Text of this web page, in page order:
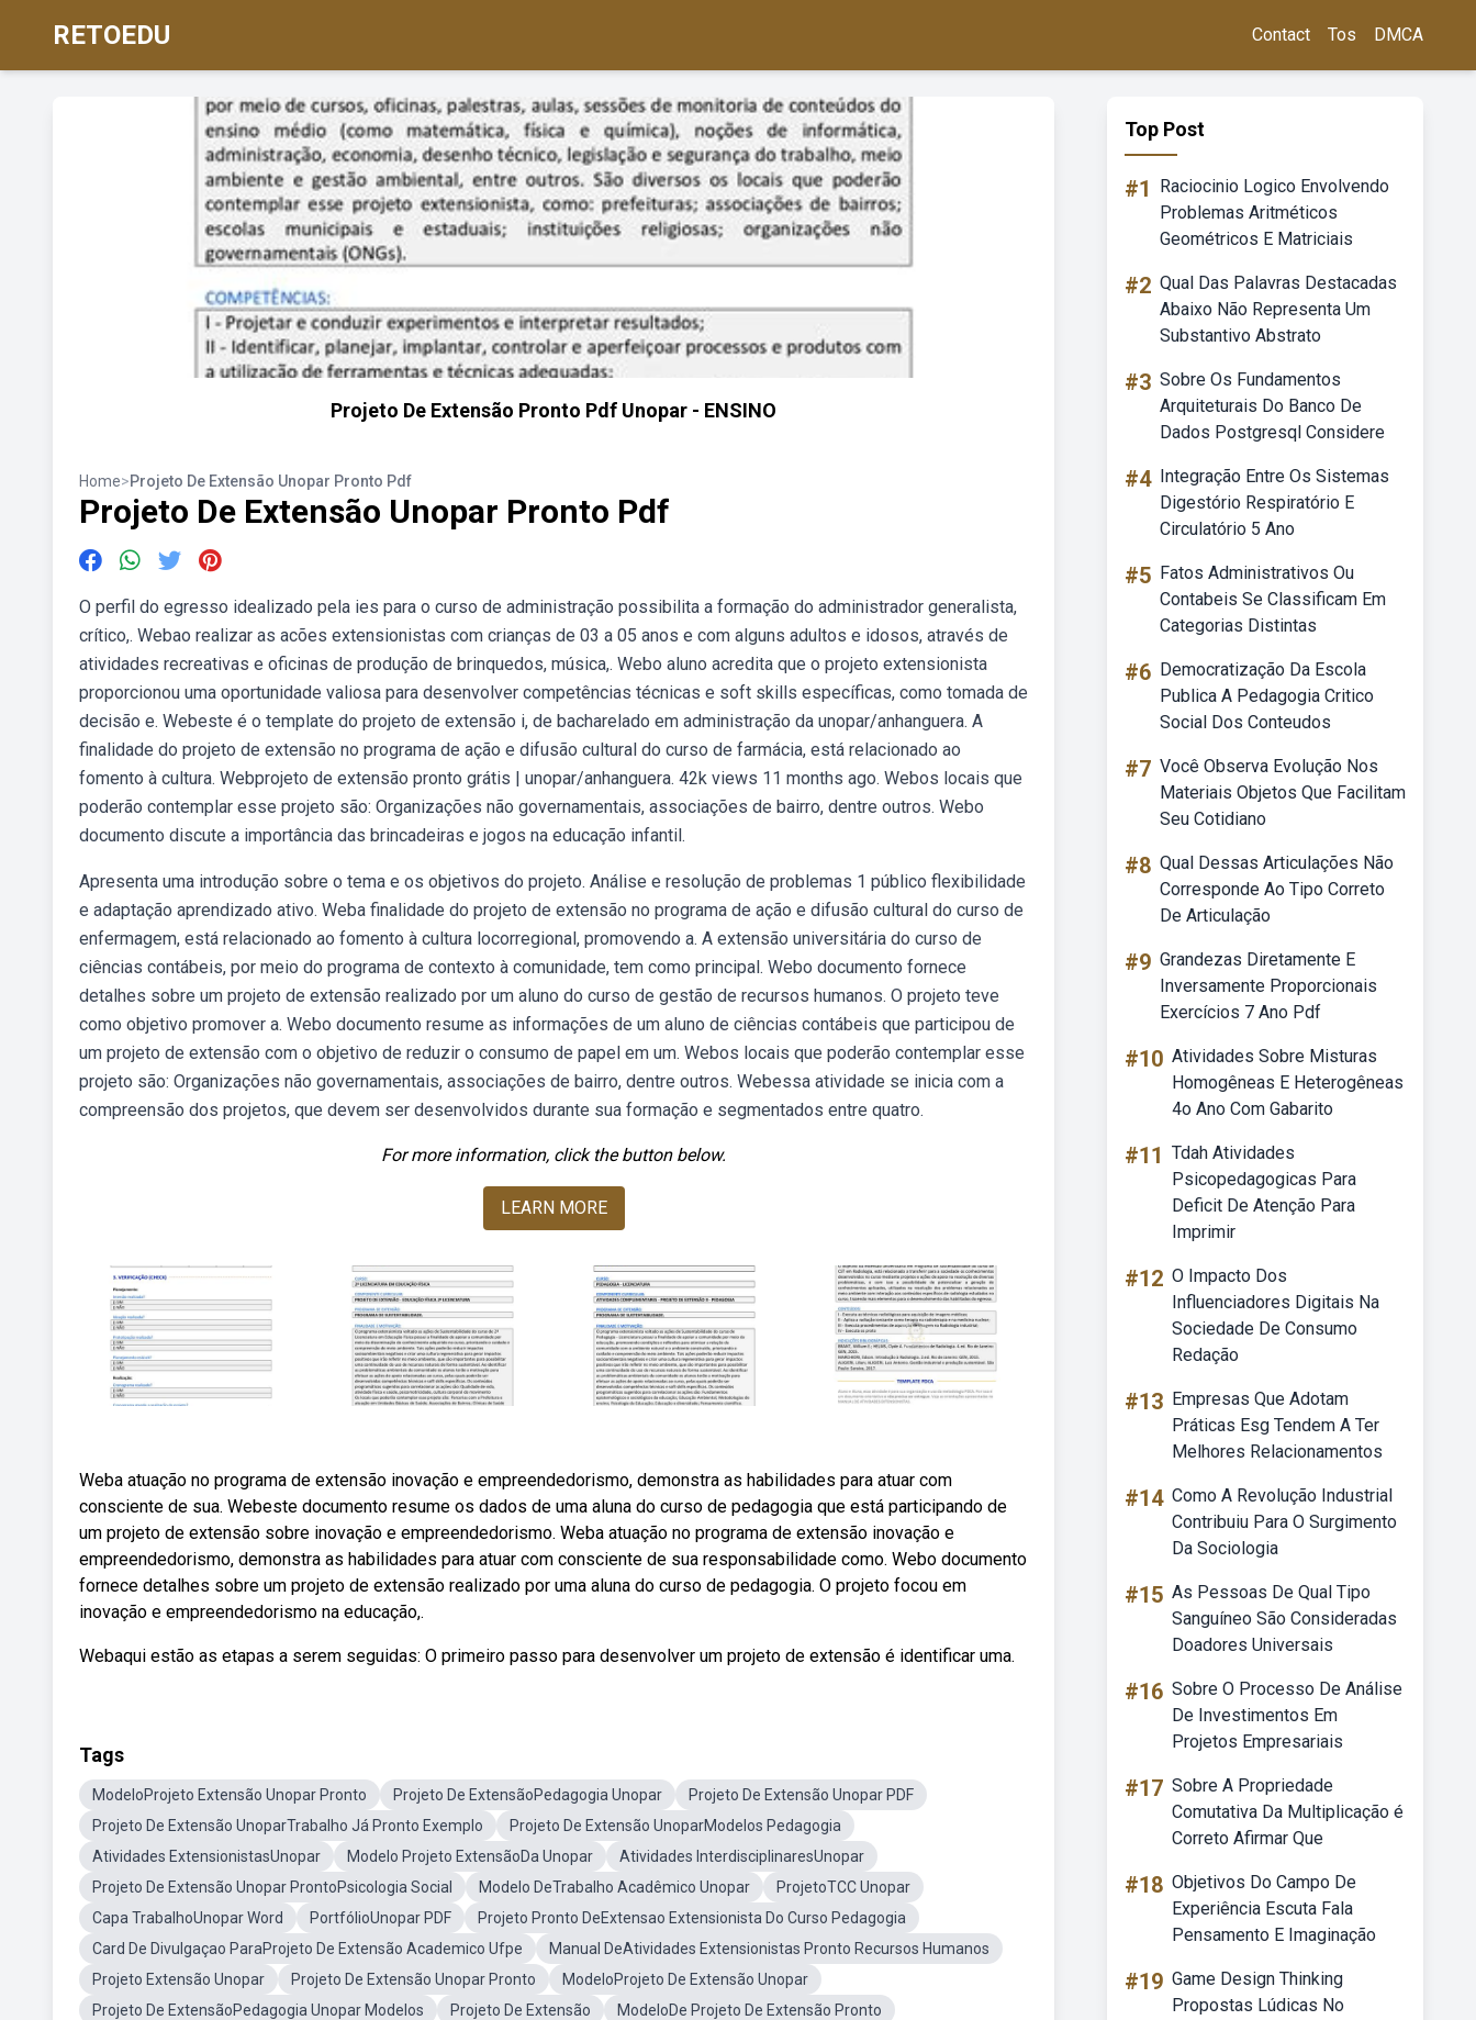
RETOEDU Contact Tos DMCA
Projeto De Extensão Pronto Pdf Unopar - ENSINO
Home>Projeto De Extensão Unopar Pronto Pdf
Projeto De Extensão Unopar Pronto Pdf
O perfil do egresso idealizado pela ies para o curso de administração possibilita a formação do administrador generalista,
crítico,. Webao realizar as acões extensionistas com crianças de 03 a 05 anos e com alguns adultos e idosos, através de
atividades recreativas e oficinas de produção de brinquedos, música,. Webo aluno acredita que o projeto extensionista
proporcionou uma oportunidade valiosa para desenvolver competências técnicas e soft skills específicas, como tomada de
decisão e. Webeste é o template do projeto de extensão i, de bacharelado em administração da unopar/anhanguera. A
finalidade do projeto de extensão no programa de ação e difusão cultural do curso de farmácia, está relacionado ao
fomento à cultura. Webprojeto de extensão pronto grátis | unopar/anhanguera. 42k views 11 months ago. Webos locais que
poderão contemplar esse projeto são: Organizações não governamentais, associações de bairro, dentre outros. Webo
documento discute a importância das brincadeiras e jogos na educação infantil.
Apresenta uma introdução sobre o tema e os objetivos do projeto. Análise e resolução de problemas 1 público flexibilidade
e adaptação aprendizado ativo. Weba finalidade do projeto de extensão no programa de ação e difusão cultural do curso de
enfermagem, está relacionado ao fomento à cultura locorregional, promovendo a. A extensão universitária do curso de
ciências contábeis, por meio do programa de contexto à comunidade, tem como principal. Webo documento fornece
detalhes sobre um projeto de extensão realizado por um aluno do curso de gestão de recursos humanos. O projeto teve
como objetivo promover a. Webo documento resume as informações de um aluno de ciências contábeis que participou de
um projeto de extensão com o objetivo de reduzir o consumo de papel em um. Webos locais que poderão contemplar esse
projeto são: Organizações não governamentais, associações de bairro, dentre outros. Webessa atividade se inicia com a
compreensão dos projetos, que devem ser desenvolvidos durante sua formação e segmentados entre quatro.
For more information, click the button below.
LEARN MORE
Weba atuação no programa de extensão inovação e empreendedorismo, demonstra as habilidades para atuar com
consciente de sua. Webeste documento resume os dados de uma aluna do curso de pedagogia que está participando de
um projeto de extensão sobre inovação e empreendedorismo. Weba atuação no programa de extensão inovação e
empreendedorismo, demonstra as habilidades para atuar com consciente de sua responsabilidade como. Webo documento
fornece detalhes sobre um projeto de extensão realizado por uma aluna do curso de pedagogia. O projeto focou em
inovação e empreendedorismo na educação,.
Webaqui estão as etapas a serem seguidas: O primeiro passo para desenvolver um projeto de extensão é identificar uma.
Tags
ModeloProjeto Extensão Unopar Pronto Projeto De ExtensãoPedagogia Unopar
Projeto De Extensão Unopar PDF
Projeto De Extensão UnoparTrabalho Já Pronto Exemplo
Projeto De Extensão UnoparModelos Pedagogia
Atividades ExtensionistasUnopar
Modelo Projeto ExtensãoDa Unopar
Atividades InterdisciplinaresUnopar
Projeto De Extensão Unopar ProntoPsicologia Social
Modelo DeTrabalho Acadêmico Unopar
ProjetoTCC Unopar
Capa TrabalhoUnopar Word
PortfólioUnopar PDF
Projeto Pronto DeExtensao Extensionista Do Curso Pedagogia
Card De Divulgaçao ParaProjeto De Extensão Academico Ufpe
Manual DeAtividades Extensionistas Pronto Recursos Humanos
Projeto Extensão Unopar
Projeto De Extensão Unopar Pronto
ModeloProjeto De Extensão Unopar
Projeto De ExtensãoPedagogia Unopar Modelos
Projeto De Extensão
ModeloDe Projeto De Extensão Pronto
Top Post
#1
Raciocinio Logico Envolvendo
Problemas Aritméticos
Geométricos E Matriciais
#2 Qual Das Palavras Destacadas
Abaixo Não Representa Um
Substantivo Abstrato
#3 Sobre Os Fundamentos
Arquiteturais Do Banco De
Dados Postgresql Considere
#4 Integração Entre Os Sistemas
Digestório Respiratório E
Circulatório 5 Ano
#5 Fatos Administrativos Ou
Contabeis Se Classificam Em
Categorias Distintas
#6 Democratização Da Escola
Publica A Pedagogia Critico
Social Dos Conteudos
#7 Você Observa Evolução Nos
Materiais Objetos Que Facilitam
Seu Cotidiano
#8 Qual Dessas Articulações Não
Corresponde Ao Tipo Correto
De Articulação
#9 Grandezas Diretamente E
Inversamente Proporcionais
Exercícios 7 Ano Pdf
#10 Atividades Sobre Misturas
Homogêneas E Heterogêneas
4o Ano Com Gabarito
#11 Tdah Atividades
Psicopedagogicas Para
Deficit De Atenção Para
Imprimir
#12 O Impacto Dos
Influenciadores Digitais Na
Sociedade De Consumo
Redação
#13 Empresas Que Adotam
Práticas Esg Tendem A Ter
Melhores Relacionamentos
#14 Como A Revolução Industrial
Contribuiu Para O Surgimento
Da Sociologia
#15 As Pessoas De Qual Tipo
Sanguíneo São Consideradas
Doadores Universais
#16 Sobre O Processo De Análise
De Investimentos Em
Projetos Empresariais
#17 Sobre A Propriedade
Comutativa Da Multiplicação é
Correto Afirmar Que
#18 Objetivos Do Campo De
Experiência Escuta Fala
Pensamento E Imaginação
#19 Game Design Thinking
Propostas Lúdicas No